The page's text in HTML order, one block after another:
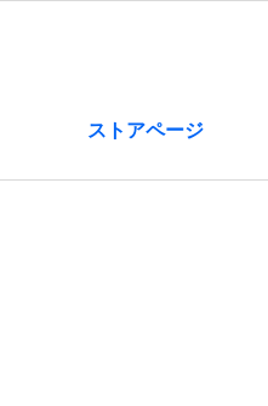
ストアページ